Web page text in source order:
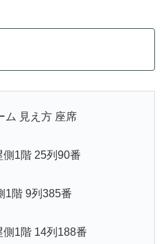
ム 見え方 座席
1階 25列90番
階 9列385番
1階 14列188番